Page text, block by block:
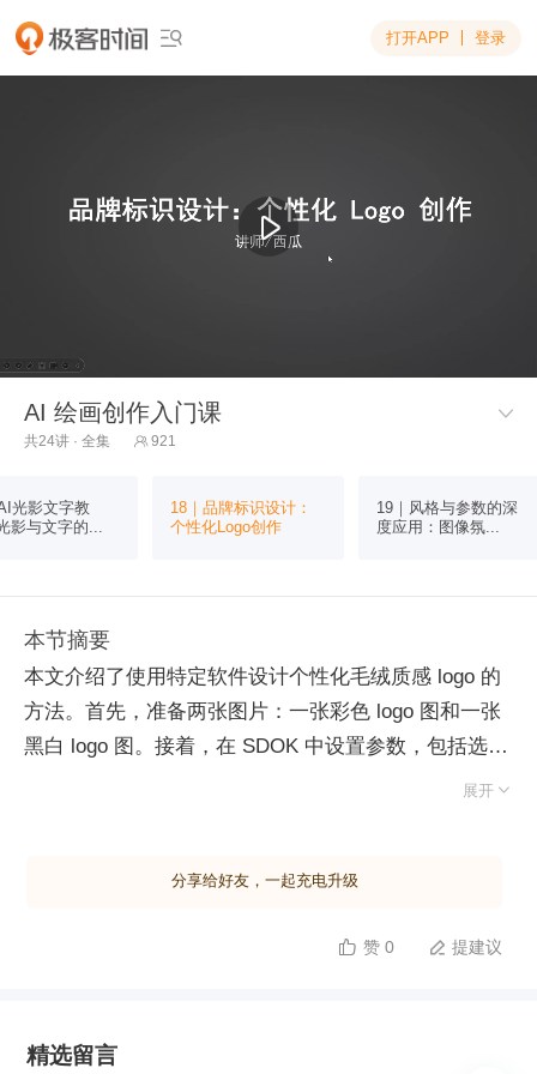
 打开APP 登录
AI 绘画创作入门课 
共24讲 · 全集  921
光影文字教
影与文字的...
18｜品牌标识设计：
个性化Logo创作
19｜风格与参数的深
度应用：图像氛...
本节摘要
本文介绍了使用特定软件设计个性化毛绒质感 logo 的
方法。首先，准备两张图片：一张彩色 logo 图和一张
黑白 logo 图。接着，在 SDOK 中设置参数，包括选择
写实类模型、DPMM colors 采样方法，并调整迭代步
果。此外，加入三种 nora（毛毡、毛绒、毛团）进一
后，选定满意的种子进行高清修复放大，调整相关参数
合理设置 control net 的控制权重及引导种植时机。本
展开 
分享给好友，一起充电升级
 赞 0  提建议
精选留言